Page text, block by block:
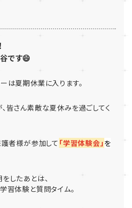
です😄
は夏期休業に入ります。
皆さん素敵な夏休みを過ごしてく
者様が参加して 「学習体験会」 を
したあとは、
習体験と質問タイム。